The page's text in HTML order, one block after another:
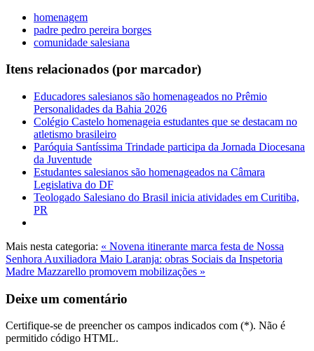
homenagem
padre pedro pereira borges
comunidade salesiana
Itens relacionados (por marcador)
Educadores salesianos são homenageados no Prêmio
Personalidades da Bahia 2026
Colégio Castelo homenageia estudantes que se destacam no
atletismo brasileiro
Paróquia Santíssima Trindade participa da Jornada Diocesana
da Juventude
Estudantes salesianos são homenageados na Câmara
Legislativa do DF
Teologado Salesiano do Brasil inicia atividades em Curitiba,
PR
Mais nesta categoria: « Novena itinerante marca festa de Nossa
Senhora Auxiliadora Maio Laranja: obras Sociais da Inspetoria
Madre Mazzarello promovem mobilizações »
Deixe um comentário
Certifique-se de preencher os campos indicados com (*). Não é
permitido código HTML.